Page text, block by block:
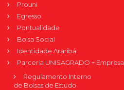
Prouni
Egresso
Pontualidade
Bolsa Social
Identidade Araribá
Parceria UNISAGRADO + Empresa
Regulamento Interno
de Bolsas de Estudo